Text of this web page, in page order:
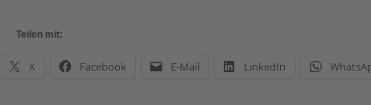
Teilen mit:
X Facebook E-Mail LinkedIn